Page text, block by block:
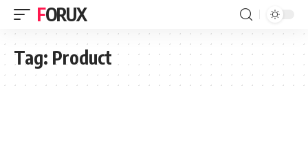
FORUX
Tag: Product